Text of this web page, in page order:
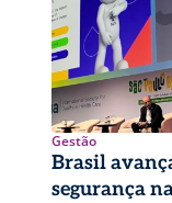
Gestão
Brasil
segurança